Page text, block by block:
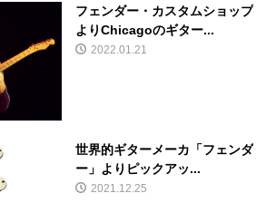
フェンダー・カスタムショップ
よりChicagoのギター...
2022.01.21
世界的ギターメーカ「フェンダ
ー」よりピックアッ...
2021.12.25